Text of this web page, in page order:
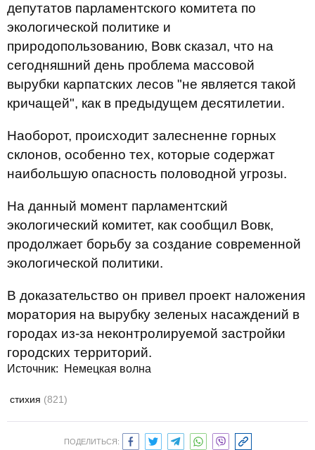
депутатов парламентского комитета по
экологической политике и
природопользованию, Вовк сказал, что на
сегодняшний день проблема массовой
вырубки карпатских лесов "не является такой
кричащей", как в предыдущем десятилетии.
Наоборот, происходит залесненне горных
склонов, особенно тех, которые содержат
наибольшую опасность половодной угрозы.
На данный момент парламентский
экологический комитет, как сообщил Вовк,
продолжает борьбу за создание современной
экологической политики.
В доказательство он привел проект наложения
моратория на вырубку зеленых насаждений в
городах из-за неконтролируемой застройки
городских территорий.
Источник: Немецкая волна
стихия (821)
ПОДЕЛИТЬСЯ: